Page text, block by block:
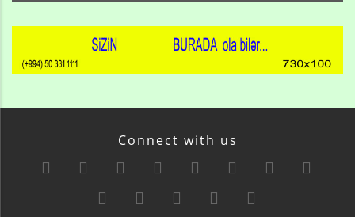
Connect with us